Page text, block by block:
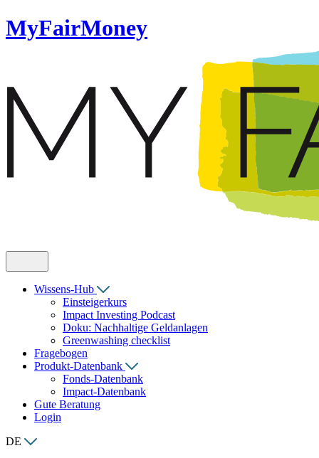
MyFairMoney
Wissens-Hub
Einsteigerkurs
Impact Investing Podcast
Doku: Nachhaltige Geldanlagen
Greenwashing checklist
Fragebogen
Produkt-Datenbank
Fonds-Datenbank
Impact-Datenbank
Gute Beratung
Login
DE